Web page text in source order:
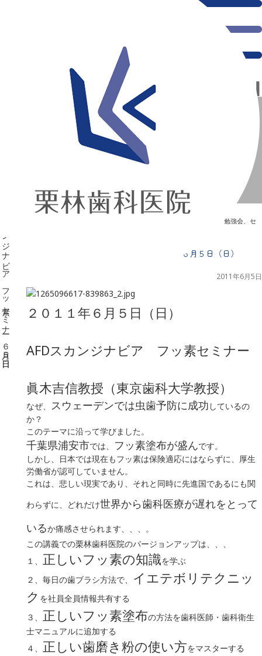
千葉県の新浦安にある歯医者｜AFDスカンジナビア フッ素セミナー ６月５日（日） AFDスカンジナビア フッ素セミナー ６月５日（日）
勉強会、セ
AFDスカンジナビア フッ素セミナー ６月５日（日）
2011年6月5日
２０１１年６月５日（日）
AFDスカンジナビア フッ素セミナー
眞木吉信教授（東京歯科大学教授）
なぜ、 スウェーデンでは虫歯予防に成功 しているの
か？
このテーマに沿って学びました。
千葉県浦安市では、 フッ素塗布が盛んです。
しかし、日本では現在もフッ素は保険適応にはならずに、厚生
労働省が認可していません。
これは、悲しい現実であり、それと同時に先進国であるにも関
わらずに、どれだけ世界から歯科医療が遅れをとって
いるか痛感させられます、、、。
この講義での栗林歯科医院のバージョンアップは、、、
１、 正しいフッ素の知識を学ぶ
２、毎日の歯ブラシ方法で、
イエテボリテクニッ
ク を社員全員情報共有する
３、 正しいフッ素塗布の方法を歯科医師・歯科衛生
士マニュアルに追加する
４、 正しい歯磨き粉の使い方をマスターする